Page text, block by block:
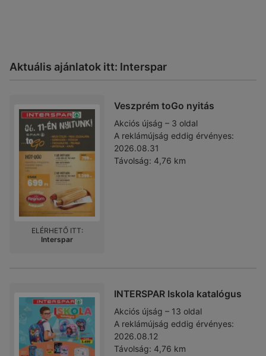
Aktuális ajánlatok itt: Interspar
Veszprém toGo nyitás
Akciós újság – 3 oldal
A reklámújság eddig érvényes:
2026.08.31
Távolság: 4,76 km
ELÉRHETŐ ITT:
Interspar
INTERSPAR Iskola katalógus
Akciós újság – 13 oldal
A reklámújság eddig érvényes:
2026.08.12
Távolság: 4,76 km